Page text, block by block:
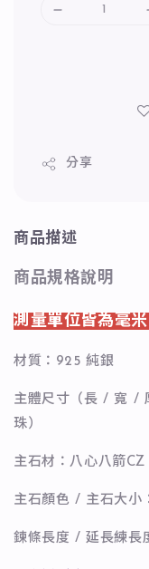
分享
商品描述
商品規格說明
測量單位皆為毫米
材質：925 純銀
主體尺寸（長 / 寬 /
珠）
主石材：八心八箭
主石顏色 / 主石大小
鍊條長度 / 延長練長